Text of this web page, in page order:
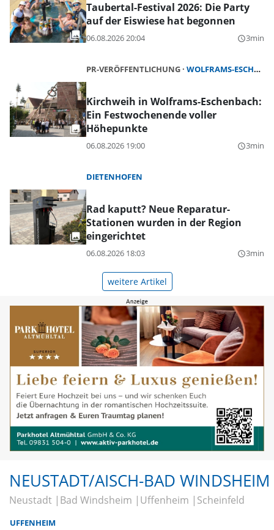
Taubertal-Festival 2026: Die Party
auf der Eiswiese hat begonnen
06.08.2026 20:04 query_builder3min
PR-VERÖFFENTLICHUNG WOLFRAMS-ESCHENBACH
Kirchweih in Wolframs-Eschenbach:
Ein Festwochenende voller
Höhepunkte
06.08.2026 19:00 query_builder3min
DIETENHOFEN
Rad kaputt? Neue Reparatur-
Stationen wurden in der Region
eingerichtet
06.08.2026 18:03 query_builder3min
weitere Artikel
NEUSTADT/AISCH-BAD WINDSHEIM
Neustadt Bad Windsheim Uffenheim Scheinfeld
UFFENHEIM